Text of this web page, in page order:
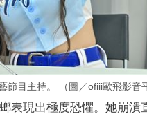
目主持。 （圖／ofiii歐飛影音
表現出極度恐懼。她崩潰